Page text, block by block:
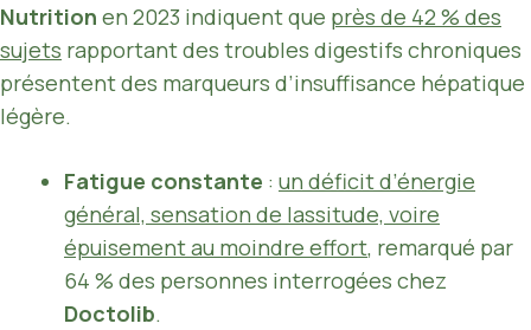
Nutrition en 2023 indiquent que près de 42 % des
sujets rapportant des troubles digestifs chroniques
présentent des marqueurs d’insuffisance hépatique
légère.
Fatigue constante : un déficit d’énergie
général, sensation de lassitude, voire
épuisement au moindre effort, remarqué par
64 % des personnes interrogées chez
Doctolib.